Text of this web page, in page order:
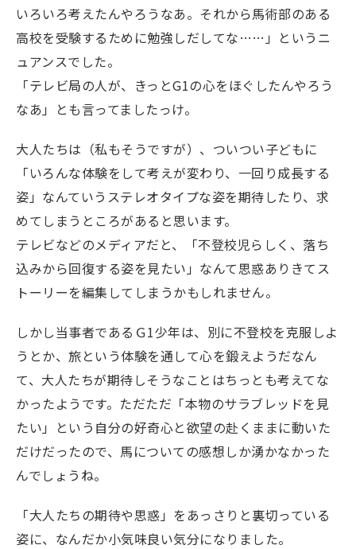
いろいろ考えたんやろうなあ。それから馬術部のある
高校を受験するために勉強しだしてな……」というニ
ュアンスでした。
「テレビ局の人が、きっとG1の心をほぐしたんやろう
なあ」とも言ってましたっけ。
大人たちは（私もそうですが）、ついつい子どもに
「いろんな体験をして考えが変わり、一回り成長する
姿」なんていうステレオタイプな姿を期待したり、求
めてしまうところがあると思います。
テレビなどのメディアだと、「不登校児らしく、落ち
込みから回復する姿を見たい」なんて思惑ありきてス
トーリーを編集してしまうかもしれません。
しかし当事者であるＧ1少年は、別に不登校を克服しよ
うとか、旅という体験を通して心を鍛えようだなん
て、大人たちが期待しそうなことはちっとも考えてな
かったようです。ただただ「本物のサラブレッドを見
たい」という自分の好奇心と欲望の赴くままに動いた
だけだったので、馬についての感想しか湧かなかった
んでしょうね。
「大人たちの期待や思惑」をあっさりと裏切っている
姿に、なんだか小気味良い気分になりました。